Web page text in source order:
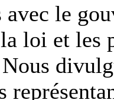
le
loi et les